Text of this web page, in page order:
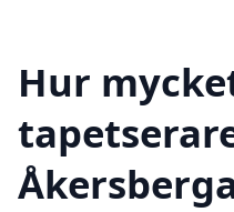
Hur